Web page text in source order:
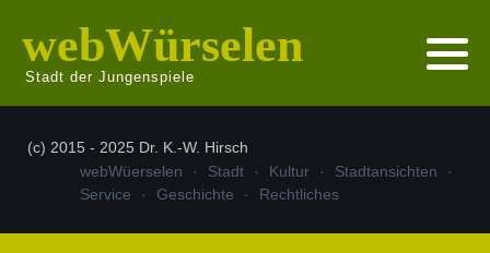
webWürselen
Stadt der Jungenspiele
(c) 2015 - 2025 Dr. K.-W. Hirsch
webWüerselen
Stadt Kultur
Stadtansichten
Service
Geschichte Rechtliches